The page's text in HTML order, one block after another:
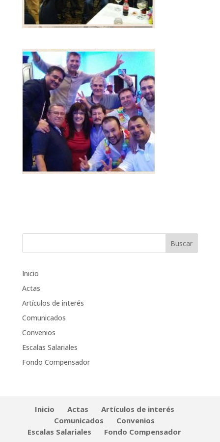
Inicio
Actas
Artículos de interés
Comunicados
Convenios
Escalas Salariales
Fondo Compensador
Inicio Actas
Artículos de interés
Comunicados
Convenios
Escalas Salariales
Fondo Compensador